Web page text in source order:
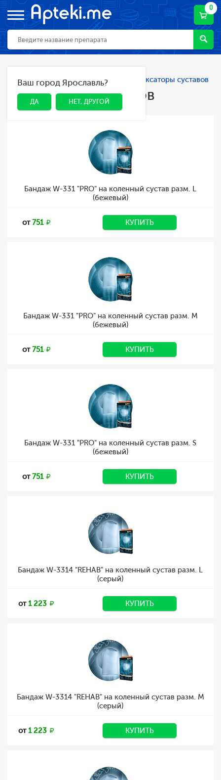
0
ДА НЕТ, ДРУГОЙ
Ваш город Ярославль?
ДА НЕТ, ДРУГОЙ
Главная Каталог Ортопедия Фиксаторы суставов
Фиксаторы суставов
Бандаж W-331 "PRO" на коленный сустав разм. L
(бежевый)
от751 КУПИТЬ
Бандаж W-331 "PRO" на коленный сустав разм. M
(бежевый)
от751 КУПИТЬ
Бандаж W-331 "PRO" на коленный сустав разм. S
(бежевый)
от751 КУПИТЬ
Бандаж W-3314 "REHAB" на коленный сустав разм. L
(серый)
от1 223 КУПИТЬ
Бандаж W-3314 "REHAB" на коленный сустав разм. M
(серый)
от1 223 КУПИТЬ